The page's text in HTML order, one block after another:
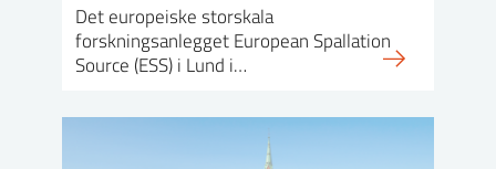
Det europeiske storskala
forskningsanlegget European Spallation
Source (ESS) i Lund i…